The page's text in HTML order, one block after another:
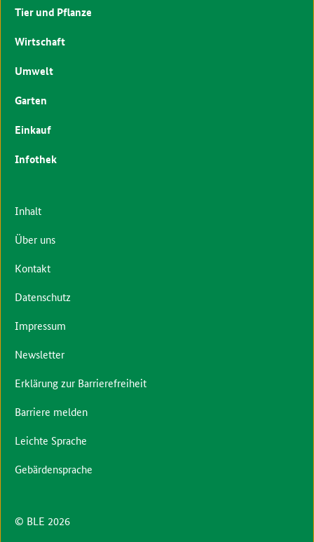
Tier und Pflanze
Wirtschaft
Umwelt
Garten
Einkauf
Infothek
© BLE 2026
Inhalt
Über uns
Kontakt
Datenschutz
Impressum
Newsletter
Erklärung zur Barrierefreiheit
Barriere melden
Leichte Sprache
Gebärdensprache